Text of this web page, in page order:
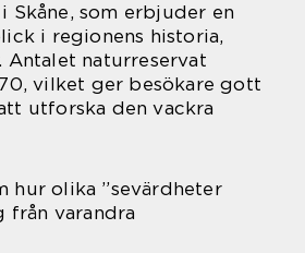
Skåne, som erbjuder en
i regionens historia,
Antalet naturreservat
vilket ger besökare gott
utforska den vackra
hur olika ”sevärdheter
från varandra